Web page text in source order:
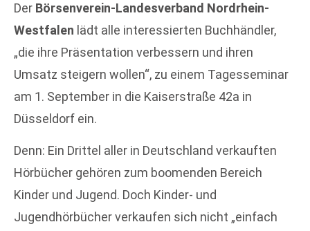
Der Börsenverein-Landesverband Nordrhein-
Westfalen lädt alle interessierten Buchhändler,
„die ihre Präsentation verbessern und ihren
Umsatz steigern wollen“, zu einem Tagesseminar
am 1. September in die Kaiserstraße 42a in
Düsseldorf ein.
Denn: Ein Drittel aller in Deutschland verkauften
Hörbücher gehören zum boomenden Bereich
Kinder und Jugend. Doch Kinder- und
Jugendhörbücher verkaufen sich nicht „einfach